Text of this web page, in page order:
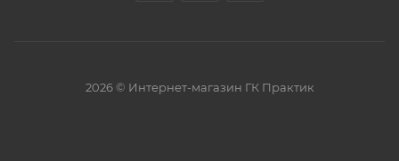
2026 © Интернет-магазин ГК Практик